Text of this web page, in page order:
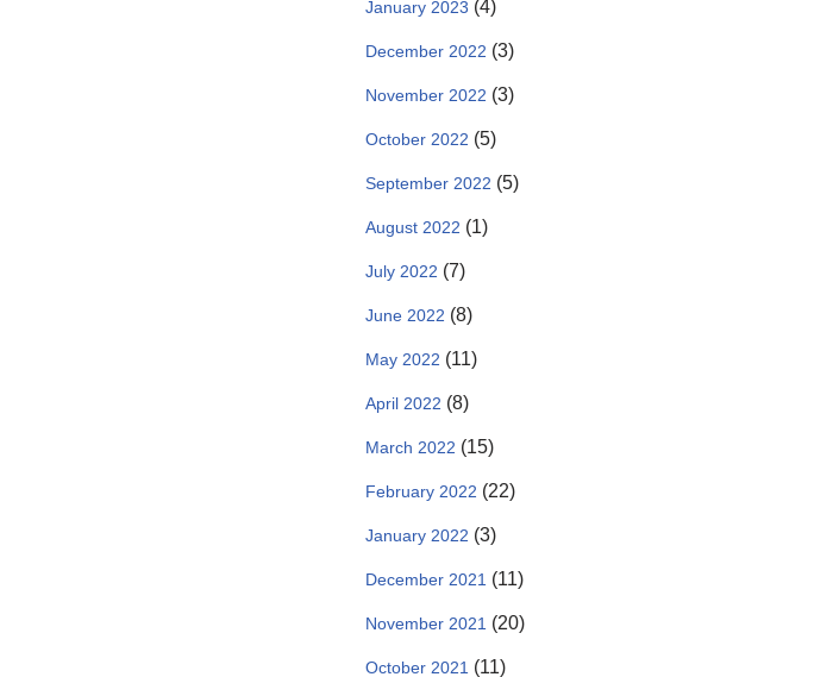
January 2023 (4)
December 2022 (3)
November 2022 (3)
October 2022 (5)
September 2022 (5)
August 2022 (1)
July 2022 (7)
June 2022 (8)
May 2022 (11)
April 2022 (8)
March 2022 (15)
February 2022 (22)
January 2022 (3)
December 2021 (11)
November 2021 (20)
October 2021 (11)